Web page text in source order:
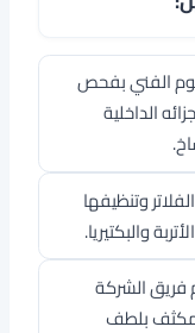
الفني بفحص
الداخلية
وتنظيفها
والبكتيريا.
الشركة
بلطف